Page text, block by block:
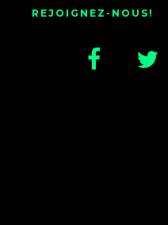
REJOIGNEZ-NOUS!